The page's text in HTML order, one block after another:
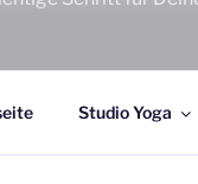
Studio Yoga